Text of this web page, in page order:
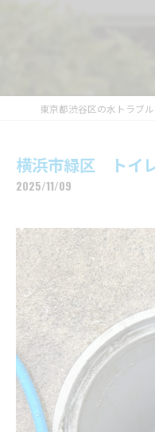
横浜市緑区 トイ
2025/11/09